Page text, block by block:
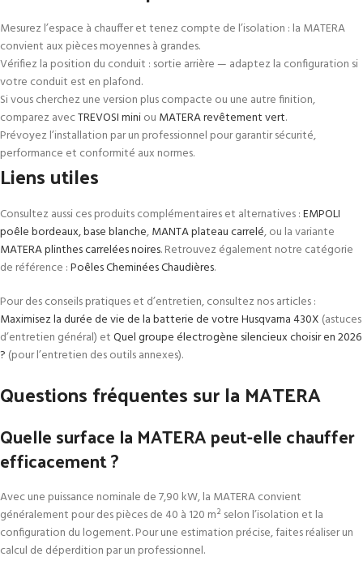
Mesurez l’espace à chauffer et tenez compte de l’isolation : la MATERA
convient aux pièces moyennes à grandes.
Vérifiez la position du conduit : sortie arrière — adaptez la configuration si
votre conduit est en plafond.
Si vous cherchez une version plus compacte ou une autre finition,
comparez avecTREVOSI miniou MATERA revêtement vert.
Prévoyez l’installation par un professionnel pour garantir sécurité,
performance et conformité aux normes.
Liens utiles
Consultez aussi ces produits complémentaires et alternatives :EMPOLI
poêle bordeaux, base blanche,MANTA plateau carrelé, ou la variante
MATERA plinthes carrelées noires. Retrouvez également notre catégorie
de référence :Poêles Cheminées Chaudières.
Pour des conseils pratiques et d’entretien, consultez nos articles :
Maximisez la durée de vie de la batterie de votre Husqvarna 430X (astuces
d’entretien général) etQuel groupe électrogène silencieux choisir en 2026
? (pour l’entretien des outils annexes).
Questions fréquentes sur la MATERA
Quelle surface la MATERA peut-elle chauffer
efficacement ?
Avec une puissance nominale de 7,90 kW, la MATERA convient
généralement pour des pièces de 40 à 120 m² selon l’isolation et la
configuration du logement. Pour une estimation précise, faites réaliser un
calcul de déperdition par un professionnel.